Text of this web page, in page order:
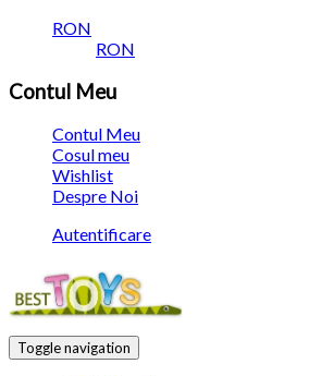
RON
RON
Contul Meu
Contul Meu
Cosul meu
Wishlist
Despre Noi
Autentificare
Toggle navigation